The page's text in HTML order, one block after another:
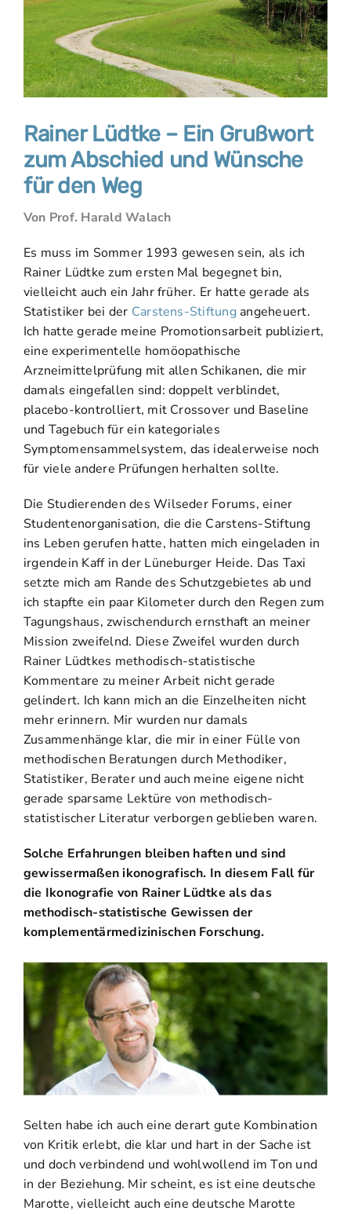
Rainer Lüdtke – Ein Grußwort
zum Abschied und Wünsche
für den Weg
Von Prof. Harald Walach
Es muss im Sommer 1993 gewesen sein, als ich
Rainer Lüdtke zum ersten Mal begegnet bin,
vielleicht auch ein Jahr früher. Er hatte gerade als
Statistiker bei der Carstens-Stiftungangeheuert.
Ich hatte gerade meine Promotionsarbeit publiziert,
eine experimentelle homöopathische
Arzneimittelprüfung mit allen Schikanen, die mir
damals eingefallen sind: doppelt verblindet,
placebo-kontrolliert, mit Crossover und Baseline
und Tagebuch für ein kategoriales
Symptomensammelsystem, das idealerweise noch
für viele andere Prüfungen herhalten sollte.
Die Studierenden des Wilseder Forums, einer
Studentenorganisation, die die Carstens-Stiftung
ins Leben gerufen hatte, hatten mich eingeladen in
irgendein Kaff in der Lüneburger Heide. Das Taxi
setzte mich am Rande des Schutzgebietes ab und
ich stapfte ein paar Kilometer durch den Regen zum
Tagungshaus, zwischendurch ernsthaft an meiner
Mission zweifelnd. Diese Zweifel wurden durch
Rainer Lüdtkes methodisch-statistische
Kommentare zu meiner Arbeit nicht gerade
gelindert. Ich kann mich an die Einzelheiten nicht
mehr erinnern. Mir wurden nur damals
Zusammenhänge klar, die mir in einer Fülle von
methodischen Beratungen durch Methodiker,
Statistiker, Berater und auch meine eigene nicht
gerade sparsame Lektüre von methodisch-
statistischer Literatur verborgen geblieben waren.
Solche Erfahrungen bleiben haften und sind
gewissermaßen ikonografisch. In diesem Fall für
die Ikonografie von Rainer Lüdtke als das
methodisch-statistische Gewissen der
komplementärmedizinischen Forschung.
Selten habe ich auch eine derart gute Kombination
von Kritik erlebt, die klar und hart in der Sache ist
und doch verbindend und wohlwollend im Ton und
in der Beziehung. Mir scheint, es ist eine deutsche
Marotte, vielleicht auch eine deutsche Marotte